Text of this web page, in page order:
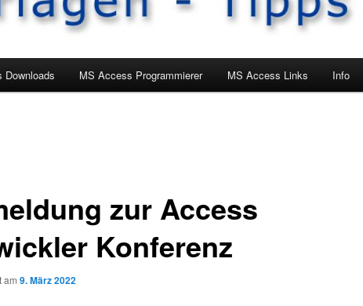
Downloads MS Access Programmierer MS Access Links Info
zur Access
Konferenz
am 9. März 2022